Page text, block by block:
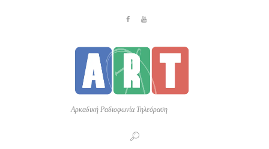
Αρκαδική Ραδιοφωνία Τηλεόραση